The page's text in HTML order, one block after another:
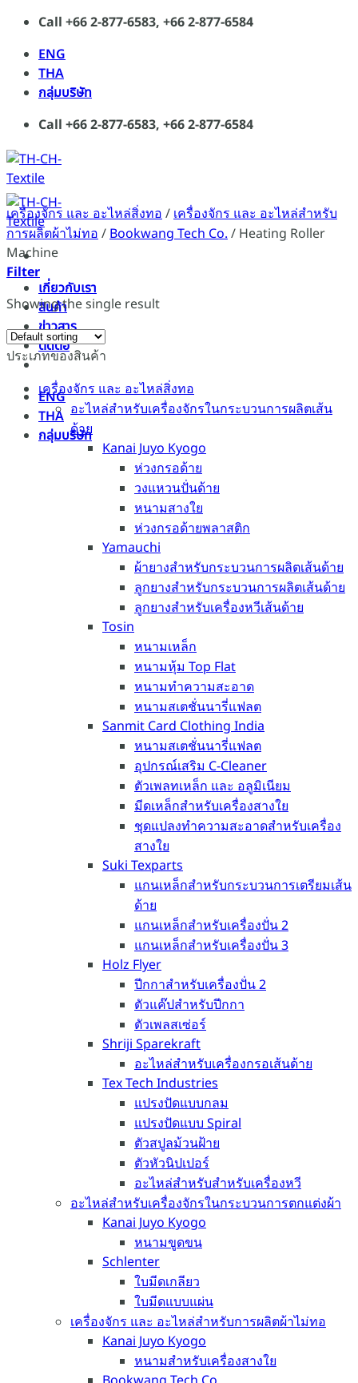
Skip
content
Call +66 2-877-6583, +66 2-877-6584
ENG
THA
กลุ่มบริษัท
Call +66 2-877-6583, +66 2-877-6584
เกี่ยวกับเรา
สินค้า
ข่าวสาร
ติดต่อ
ENG
THA
กลุ่มบริษัท
เครื่องจักร และ อะไหล่สิ่งทอ/เครื่องจักร และ อะไหล่สำหรับ
การผลิตผ้าไม่ทอ/Bookwang Tech Co./ Heating Roller
Machine
Filter
Showing the single result
ประเภทของสินค้า
เครื่องจักร และ อะไหล่สิ่งทอ
อะไหล่สำหรับเครื่องจักรในกระบวนการผลิตเส้น
ด้าย
Kanai Juyo Kyogo
ห่วงกรอด้าย
วงแหวนปั่นด้าย
หนามสางใย
ห่วงกรอด้ายพลาสติก
Yamauchi
ผ้ายางสำหรับกระบวนการผลิตเส้นด้าย
ลูกยางสำหรับกระบวนการผลิตเส้นด้าย
ลูกยางสำหรับเครื่องหวีเส้นด้าย
Tosin
หนามเหล็ก
หนามหุ้ม Top Flat
หนามทำความสะอาด
หนามสเตชั่นนารี่แฟลต
Sanmit Card Clothing India
หนามสเตชั่นนารี่แฟลต
อุปกรณ์เสริม C-Cleaner
ตัวเพลทเหล็ก และ อลูมิเนียม
มีดเหล็กสำหรับเครื่องสางใย
ชุดแปลงทำความสะอาดสำหรับเครื่อง
สางใย
Suki Texparts
แกนเหล็กสำหรับกระบวนการเตรียมเส้น
ด้าย
แกนเหล็กสำหรับเครื่องปั่น 2
แกนเหล็กสำหรับเครื่องปั่น 3
Holz Flyer
ปีกกาสำหรับเครื่องปั่น 2
ตัวแค๊ปสำหรับปีกกา
ตัวเพลสเซ่อร์
Shriji Sparekraft
อะไหล่สำหรับเครื่องกรอเส้นด้าย
Tex Tech Industries
แปรงปัดแบบกลม
แปรงปัดแบบ Spiral
ตัวสปูลม้วนฝ้าย
ตัวหัวนิปเปอร์
อะไหล่สำหรับสำหรับเครื่องหวี
อะไหล่สำหรับเครื่องจักรในกระบวนการตกแต่งผ้า
Kanai Juyo Kyogo
หนามขูดขน
Schlenter
ใบมีดเกลียว
ใบมีดแบบแผ่น
เครื่องจักร และ อะไหล่สำหรับการผลิตผ้าไม่ทอ
Kanai Juyo Kyogo
หนามสำหรับเครื่องสางใย